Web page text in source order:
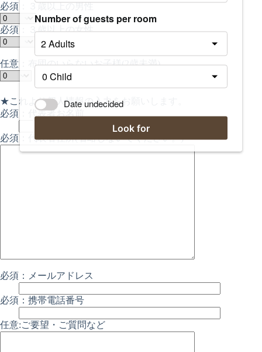
必須：３歳以上の男性
必須：３歳以上の女性
任意：布団のいらないお子様(2歳未満)
★これより個人情報の入力をお願いします。
必須：代表者お名前
必須：代表者住所(省略しないでください。)
必須：メールアドレス
必須：携帯電話番号
任意:ご要望・ご質問など
Number of guests per room
Look for
Date undecided